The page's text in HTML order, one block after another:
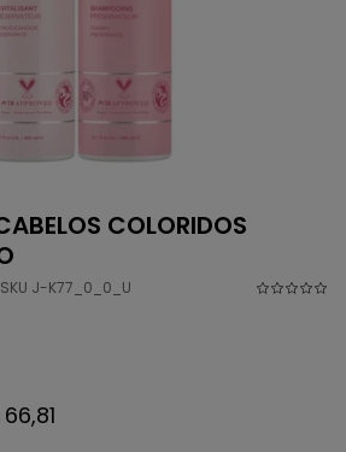
COLORIDOS
SKU J-K77_0_0_U